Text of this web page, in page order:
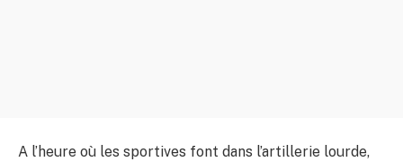
A l’heure où les sportives font dans l’artillerie lourde,